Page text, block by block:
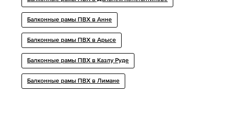
Балконные рамы ПВХ в Анне
Балконные рамы ПВХ в Арысе
Балконные рамы ПВХ в Казлу Руде
Балконные рамы ПВХ в Лимане